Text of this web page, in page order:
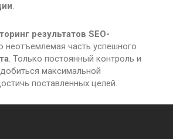
.
результатов SEO-
неотъемлемая часть успешного
. Только постоянный контроль и
максимальной
поставленных целей.